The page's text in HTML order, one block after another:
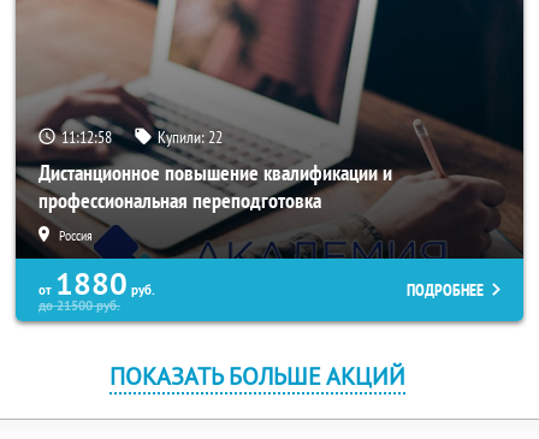
11:12:58 Купили:22
Дистанционное повышение квалификации и
профессиональная переподготовка
Россия
от 1880 руб.
до21500руб.
ПОДРОБНЕЕ
ПОКАЗАТЬ БОЛЬШЕ АКЦИЙ